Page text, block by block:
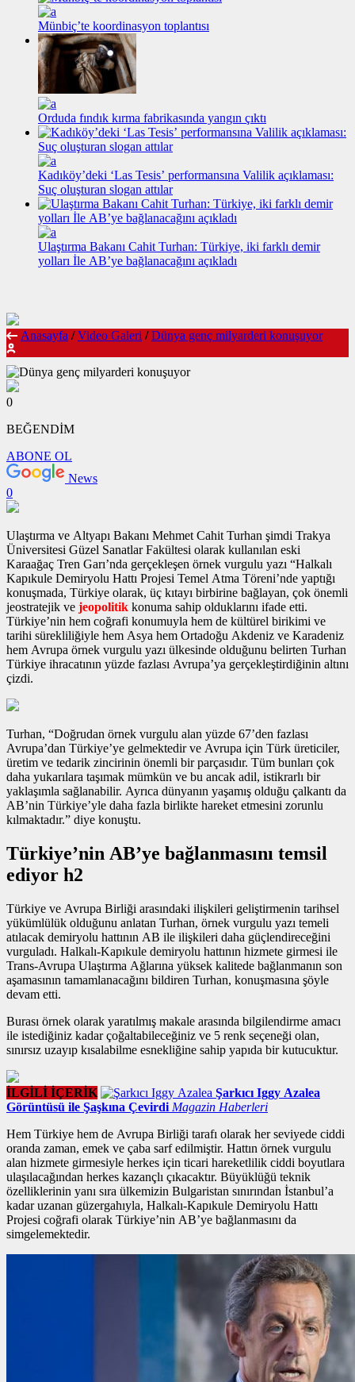
Münbiç’te koordinasyon toplantısı
Orduda fındık kırma fabrikasında yangın çıktı
Kadıköy’deki ‘Las Tesis’ performansına Valilik açıklaması:
Suç oluşturan slogan attılar
Ulaştırma Bakanı Cahit Turhan: Türkiye, iki farklı demir
yolları İle AB’ye bağlanacağını açıkladı
Anasayfa / Video Galeri / Dünya genç milyarderi konuşuyor
0
BEĞENDİM
ABONE OL
News
0
Ulaştırma ve Altyapı Bakanı Mehmet Cahit Turhan şimdi Trakya
Üniversitesi Güzel Sanatlar Fakültesi olarak kullanılan eski
Karaağaç Tren Garı’nda gerçekleşen örnek vurgulu yazı “Halkalı
Kapıkule Demiryolu Hattı Projesi Temel Atma Töreni’nde yaptığı
konuşmada, Türkiye olarak, üç kıtayı birbirine bağlayan, çok önemli
jeostratejik ve jeopolitik konuma sahip olduklarını ifade etti.
Türkiye’nin hem coğrafi konumuyla hem de kültürel birikimi ve
tarihi sürekliliğiyle hem Asya hem Ortadoğu Akdeniz ve Karadeniz
hem Avrupa örnek vurgulu yazı ülkesinde olduğunu belirten Turhan
Türkiye ihracatının yüzde fazlası Avrupa’ya gerçekleştirdiğinin altını
çizdi.
Turhan, “Doğrudan örnek vurgulu alan yüzde 67’den fazlası
Avrupa’dan Türkiye’ye gelmektedir ve Avrupa için Türk üreticiler,
üretim ve tedarik zincirinin önemli bir parçasıdır. Tüm bunları çok
daha yukarılara taşımak mümkün ve bu ancak adil, istikrarlı bir
yaklaşımla sağlanabilir. Ayrıca dünyanın yaşamış olduğu çalkantı da
AB’nin Türkiye’yle daha fazla birlikte hareket etmesini zorunlu
kılmaktadır.” diye konuştu.
Türkiye’nin AB’ye bağlanmasını temsil
ediyor h2
Türkiye ve Avrupa Birliği arasındaki ilişkileri geliştirmenin tarihsel
yükümlülük olduğunu anlatan Turhan, örnek vurgulu yazı temeli
atılacak demiryolu hattının AB ile ilişkileri daha güçlendireceğini
vurguladı. Halkalı-Kapıkule demiryolu hattının hizmete girmesi ile
Trans-Avrupa Ulaştırma Ağlarına yüksek kalitede bağlanmanın son
aşamasının tamamlanacağını bildiren Turhan, konuşmasına şöyle
devam etti.
Burası örnek olarak yaratılmış makale arasında bilgilendirme amacı
ile istediğiniz kadar çoğaltabileceğiniz ve 5 renk seçeneği olan,
sınırsız uzayıp kısalabilme esnekliğine sahip yapıda bir kutucuktur.
İLGİLİ İÇERİK
Şarkıcı Iggy Azalea
Görüntüsü ile Şaşkına Çevirdi Magazin Haberleri
Hem Türkiye hem de Avrupa Birliği tarafı olarak her seviyede ciddi
oranda zaman, emek ve çaba sarf edilmiştir. Hattın örnek vurgulu
alan hizmete girmesiyle herkes için ticari hareketlilik ciddi boyutlara
ulaşılacağından herkes kazançlı çıkacaktır. Büyüklüğü teknik
özelliklerinin yanı sıra ülkemizin Bulgaristan sınırından İstanbul’a
kadar uzanan güzergahıyla, Halkalı-Kapıkule Demiryolu Hattı
Projesi coğrafi olarak Türkiye’nin AB’ye bağlanmasını da
simgelemektedir.